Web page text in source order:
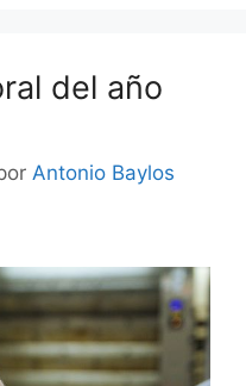
del año
Antonio Baylos